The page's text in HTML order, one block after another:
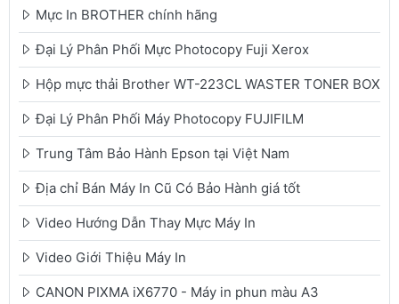
Mực In BROTHER chính hãng
Đại Lý Phân Phối Mực Photocopy Fuji Xerox
Hộp mực thải Brother WT-223CL WASTER TONER BOX
Đại Lý Phân Phối Máy Photocopy FUJIFILM
Trung Tâm Bảo Hành Epson tại Việt Nam
Địa chỉ Bán Máy In Cũ Có Bảo Hành giá tốt
Video Hướng Dẫn Thay Mực Máy In
Video Giới Thiệu Máy In
CANON PIXMA iX6770 - Máy in phun màu A3